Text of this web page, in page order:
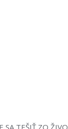
TEŠIŤ ZO